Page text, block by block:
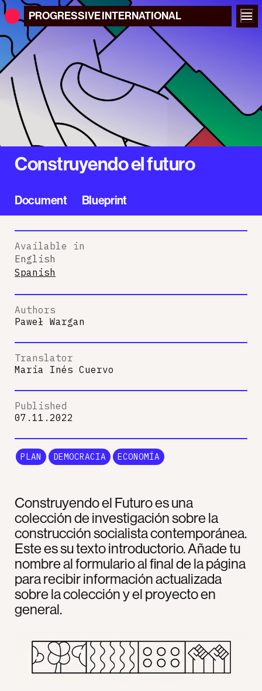
PROGRESSIVEINTERNATIONAL
Construyendo el futuro
Document Blueprint
Construyendo el Futuro es una
colección de investigación sobre la
construcción socialista contemporánea.
Este es su texto introductorio. Añade tu
nombre al formulario al final de la página
para recibir información actualizada
sobre la colección y el proyecto en
general.
Available in
English
Spanish
Authors
Paweł Wargan
Translator
Maria Inés Cuervo
Published
07.11.2022
PLAN DEMOCRACIA ECONOMÍA